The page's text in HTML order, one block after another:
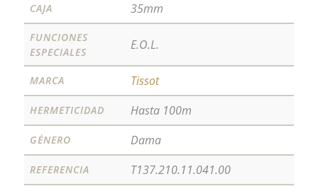
CAJA 35mm
FUNCIONES
ESPECIALES
E.O.L.
MARCA Tissot
HERMETICIDAD Hasta 100m
GÉNERO Dama
REFERENCIA T137.210.11.041.00